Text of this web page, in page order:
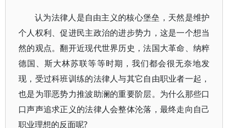
认为法律人是自由主义的核心堡垒，天然是维护
个人权利、促进民主政治的进步势力，这是一个想当
然的观点。翻开近现代世界历史，法国大革命、纳粹
德国、斯大林苏联等等时期，我们都会很无奈地发
现，受过科班训练的法律人与其它自由职业者一起，
也是为罪恶势力推波助澜的重要阶层。为什么那些口
口声声追求正义的法律人会整体沦落，最终走向自己
职业理想的反面呢?